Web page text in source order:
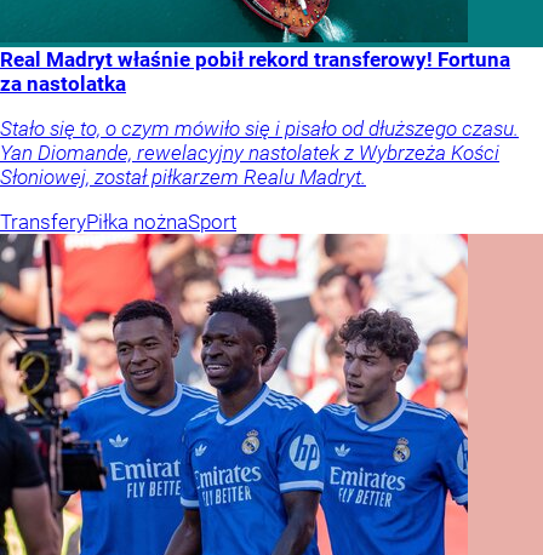
Real Madryt właśnie pobił rekord transferowy! Fortuna
za nastolatka
Stało się to, o czym mówiło się i pisało od dłuższego czasu.
Yan Diomande, rewelacyjny nastolatek z Wybrzeża Kości
Słoniowej, został piłkarzem Realu Madryt.
TransferyPiłka nożnaSport